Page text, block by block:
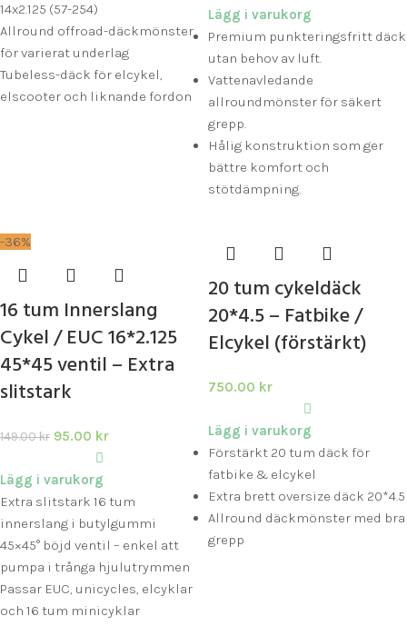
14x2.125 (57-254)
Allround offroad-däckmönster
för varierat underlag
Tubeless-däck för elcykel,
elscooter och liknande fordon
Lägg i varukorg
Premium punkteringsfritt däck
utan behov av luft.
Vattenavledande
allroundmönster för säkert
grepp.
Hålig konstruktion som ger
bättre komfort och
stötdämpning.
-36%
16 tum Innerslang
Cykel / EUC 16*2.125
45*45 ventil – Extra
slitstark
149.00kr 95.00 kr
Lägg i varukorg
Extra slitstark 16 tum
innerslang i butylgummi
45×45° böjd ventil – enkel att
pumpa i trånga hjulutrymmen
Passar EUC, unicycles, elcyklar
och 16 tum minicyklar
20 tum cykeldäck
20*4.5 – Fatbike /
Elcykel (förstärkt)
750.00 kr
Lägg i varukorg
Förstärkt 20 tum däck för
fatbike & elcykel
Extra brett oversize däck 20*4.5
Allround däckmönster med bra
grepp